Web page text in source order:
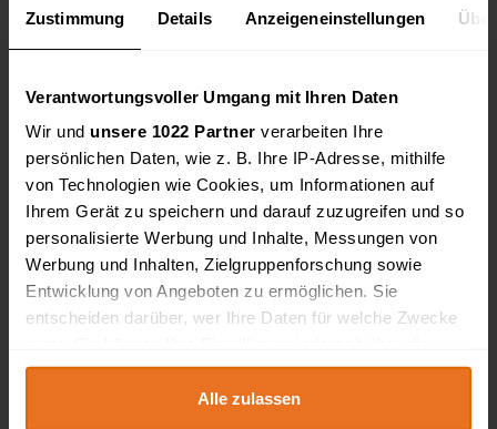
Zustimmung Details Anzeigeneinstellungen
Verantwortungsvoller Umgang mit Ihren Daten
Wir und unsere 1022 Partner verarbeiten Ihre
persönlichen Daten, wie z. B. Ihre IP-Adresse, mithilfe
von Technologien wie Cookies, um Informationen auf
Ihrem Gerät zu speichern und darauf zuzugreifen und so
personalisierte Werbung und Inhalte, Messungen von
Werbung und Inhalten, Zielgruppenforschung sowie
Entwicklung von Angeboten zu ermöglichen. Sie
entscheiden darüber, wer Ihre Daten für welche Zwecke
Cookie-Erklärung oder durch Klicken auf das Privacy
Trigger Symbol ändern oder widerrufen
Alle zulassen
Glas
Kunststoff
Edelstahl
Fliesen
Heizung
Dämmung
Nagel
Schiene
Eisen